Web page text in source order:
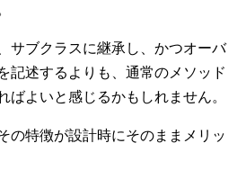
サブクラスに継承し、かつオーバ
記述するよりも、通常のメソッド
ばよいと感じるかもしれません。
の特徴が設計時にそのままメリッ